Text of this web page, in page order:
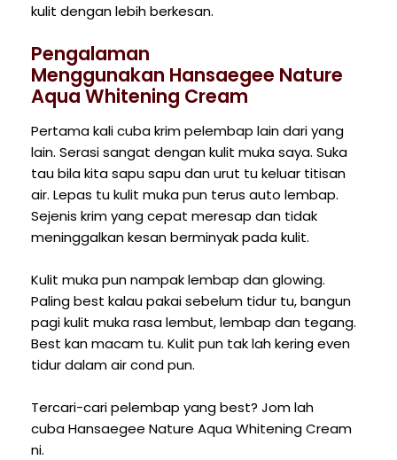
kulit dengan lebih berkesan.
Pengalaman
Menggunakan Hansaegee Nature
Aqua Whitening Cream
Pertama kali cuba krim pelembap lain dari yang
lain. Serasi sangat dengan kulit muka saya. Suka
tau bila kita sapu sapu dan urut tu keluar titisan
air. Lepas tu kulit muka pun terus auto lembap.
Sejenis krim yang cepat meresap dan tidak
meninggalkan kesan berminyak pada kulit.
Kulit muka pun nampak lembap dan glowing.
Paling best kalau pakai sebelum tidur tu, bangun
pagi kulit muka rasa lembut, lembap dan tegang.
Best kan macam tu. Kulit pun tak lah kering even
tidur dalam air cond pun.
Tercari-cari pelembap yang best? Jom lah
cuba Hansaegee Nature Aqua Whitening Cream
ni.